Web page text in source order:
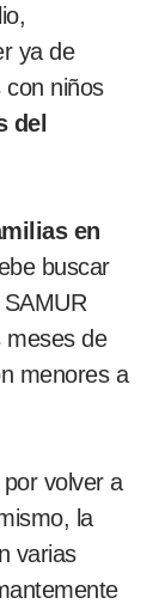
ya de
niños
del
en
buscar
meses de
menores a
volver a
la
varias